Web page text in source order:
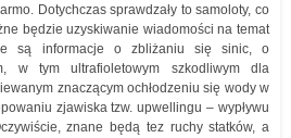
Dotychczas sprawdzały to samoloty, co
będzie uzyskiwanie wiadomości na temat
są informacje o zbliżaniu się sinic, o
w tym ultrafioletowym szkodliwym dla
znaczącym ochłodzeniu się wody w
zjawiska tzw. upwellingu – wypływu
znane będą tez ruchy statków, a